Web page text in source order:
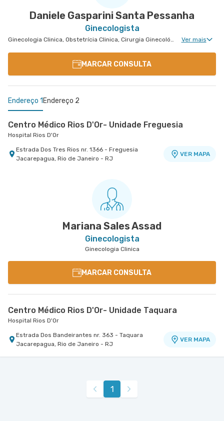
Daniele Gasparini Santa Pessanha
Ginecologista
Ginecologia Clinica, Obstetrícia Clinica, Cirurgia Ginecológica, Miomatose Uterina(Miomas), Ginecologia Videohisteroscopia Ver mais
MARCAR CONSULTA
Endereço 1 Endereço 2
Centro Médico Rios D'Or- Unidade Freguesia
Hospital Rios D'Or
Estrada Dos Tres Rios nr. 1366 - Freguesia
Jacarepagua, Rio de Janeiro - RJ
VER MAPA
Rua Almirante Baltazar nr. 333 8° Andar - Sao
Cristovao, Rio de Janeiro - RJ
Mariana Sales Assad
Ginecologista
Ginecologia Clinica
MARCAR CONSULTA
Centro Médico Rios D'Or- Unidade Taquara
Hospital Rios D'Or
Estrada Dos Bandeirantes nr. 363 - Taquara
Jacarepagua, Rio de Janeiro - RJ
VER MAPA
1